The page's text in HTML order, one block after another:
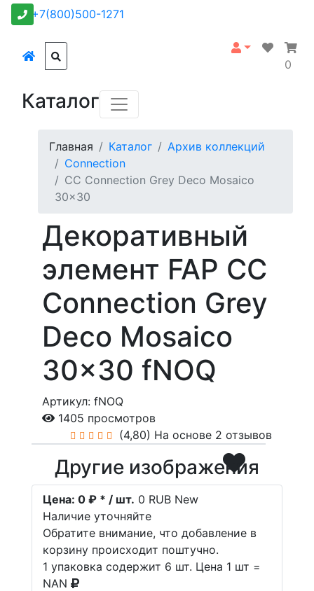
+7(800)500-1271
0
Каталог
Главная Каталог
Архив коллекций
Connection
CC Connection Grey Deco Mosaico
30x30
Декоративный
элемент FAP CC
Connection Grey
Deco Mosaico
30x30 fNOQ
Артикул: fNOQ
1405 просмотров
(4,80) На основе 2 отзывов
Другие изображения
Цена: 0 ₽ * / шт. 0 RUB New
Наличие уточняйте
Обратите внимание, что добавление в
корзину происходит поштучно.
1 упаковка содержит 6 шт. Цена 1 шт =
NAN